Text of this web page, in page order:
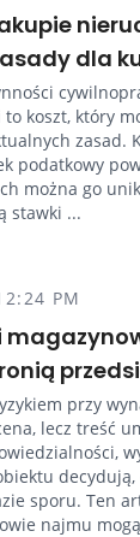
dla
koszt, który
zasad.
podatkowy
można go
stawki ...
PM
przy
lecz treść
sporu. Ten
najmu